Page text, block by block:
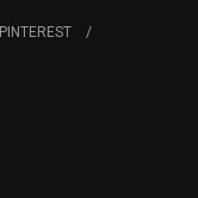
PINTEREST